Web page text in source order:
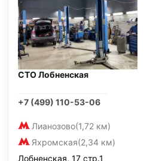
СТО Лобненская
+7 (499) 110-53-06
Лианозово(1,72 км)
Яхромская(2,34 км)
Лобненская, 17 стр.1